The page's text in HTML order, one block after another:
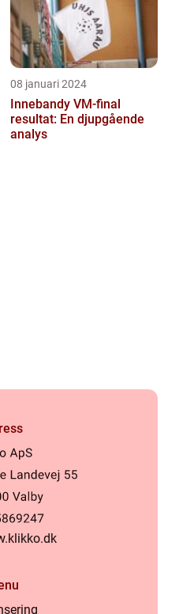
08 januari 2024
Innebandy VM-final
resultat: En djupgående
analys